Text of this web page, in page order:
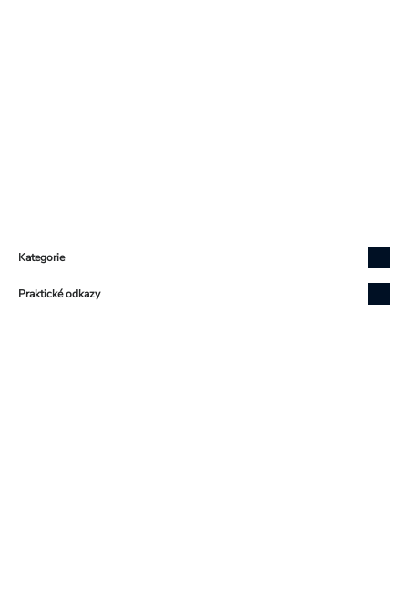
Kategorie
Praktické odkazy